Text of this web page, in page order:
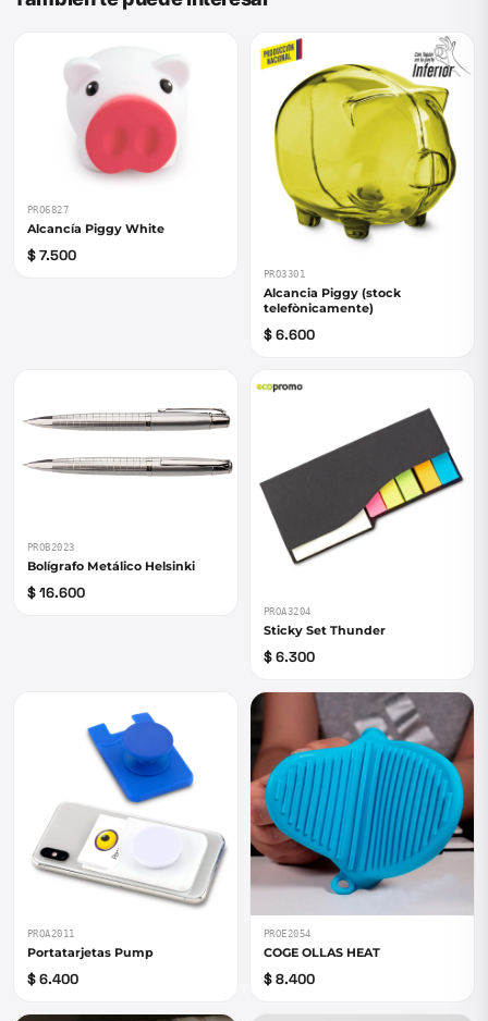
PRO6827
Alcancía Piggy White
$ 7.500
PRO3301
Alcancia Piggy (stock
telefònicamente)
$ 6.600
PROB2023
Bolígrafo Metálico Helsinki
$ 16.600
PROA3204
Sticky Set Thunder
$ 6.300
PROA2011
Portatarjetas Pump
$ 6.400
PROE2054
COGE OLLAS HEAT
$ 8.400